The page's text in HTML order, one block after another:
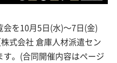
を10月5日(水)～7日(金)
式会社 倉庫人材派遣セン
。(合同開催内容はページ